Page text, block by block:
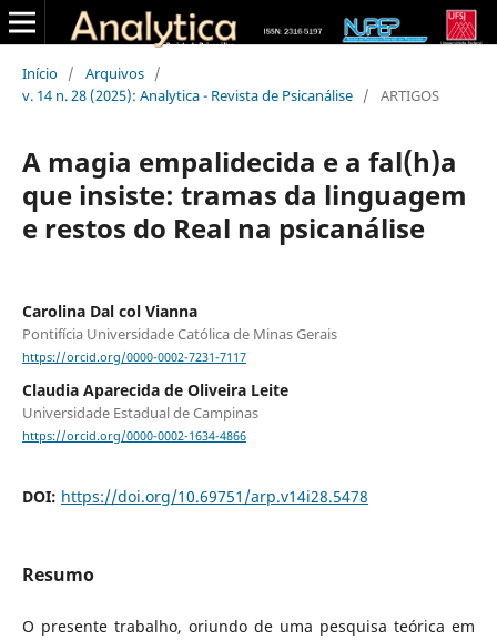
Início / Arquivos /
v. 14 n. 28 (2025): Analytica - Revista de Psicanálise / ARTIGOS
A magia empalidecida e a fal(h)a
que insiste: tramas da linguagem
e restos do Real na psicanálise
Carolina Dal col Vianna
Pontifícia Universidade Católica de Minas Gerais
https://orcid.org/0000-0002-7231-7117
Claudia Aparecida de Oliveira Leite
Universidade Estadual de Campinas
https://orcid.org/0000-0002-1634-4866
DOI: https://doi.org/10.69751/arp.v14i28.5478
Resumo
O presente trabalho, oriundo de uma pesquisa teórica em